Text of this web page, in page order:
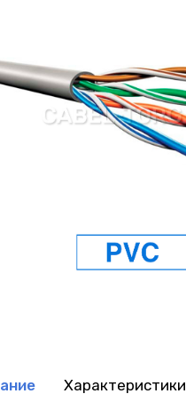
Характеристики